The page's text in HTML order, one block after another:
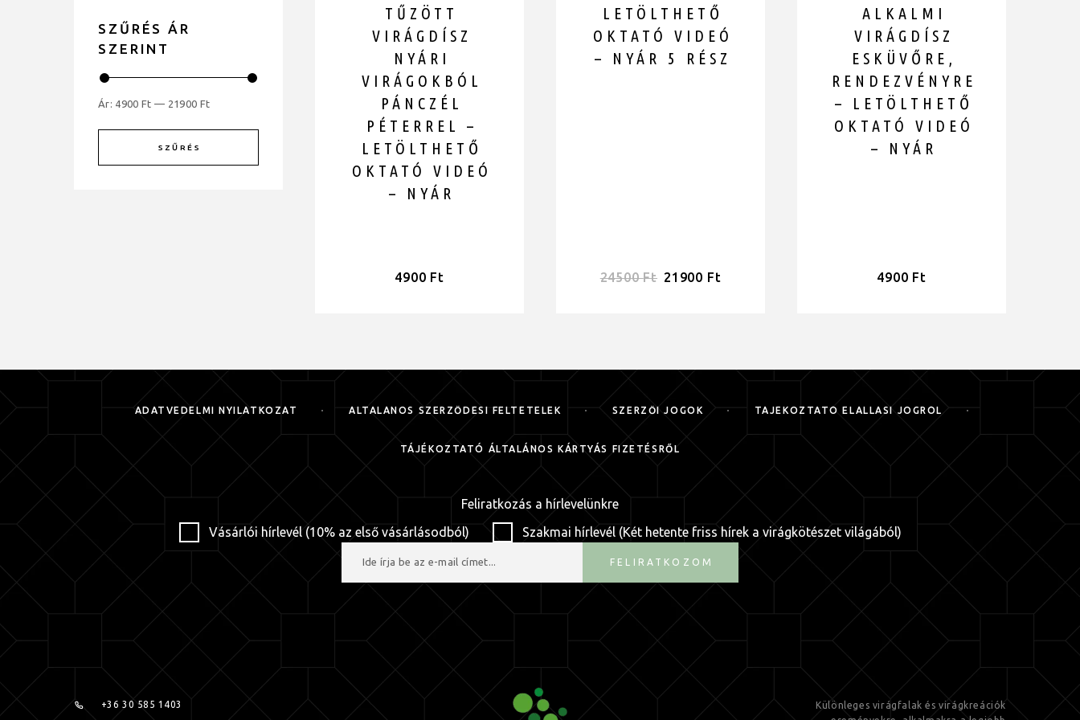
SZŰRÉS ÁR
SZERINT
SZŰRÉS
Ár: 4900 Ft — 21900 Ft
TŰZÖTT
VIRÁGDÍSZ
NYÁRI
VIRÁGOKBÓL
PÁNCZÉL
PÉTERREL –
LETÖLTHETŐ
OKTATÓ VIDEÓ
– NYÁR
4900 Ft
LETÖLTHETŐ
OKTATÓ VIDEÓ
– NYÁR 5 RÉSZ
24500Ft 21900 Ft
ALKALMI
VIRÁGDÍSZ
ESKÜVŐRE,
RENDEZVÉNYRE
– LETÖLTHETŐ
OKTATÓ VIDEÓ
– NYÁR
4900 Ft
ADATVÉDELMI NYILATKOZAT ÁLTALÁNOS SZERZŐDÉSI FELTÉTELEK SZERZŐI JOGOK TÁJÉKOZTATÓ ELÁLLÁSI JOGRÓL
TÁJÉKOZTATÓ ÁLTALÁNOS KÁRTYÁS FIZETÉSRŐL
Feliratkozás a hírlevelünkre
Vásárlói hírlevél (10% az első vásárlásodból)
Szakmai hírlevél (Két hetente friss hírek a virágkötészet világából)
FELIRATKOZOM
+36 30 585 1403
Különleges virágfalak és virágkreációk